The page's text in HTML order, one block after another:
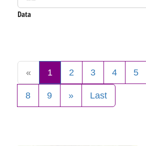
Data
« 1 2 3 4 5
8 9 » Last